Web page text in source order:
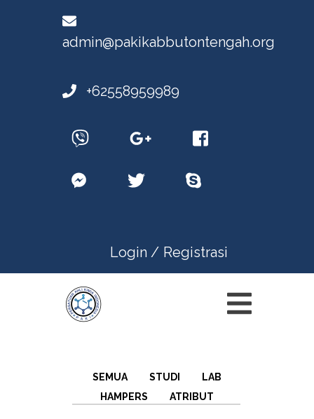
admin@pakikabbutontengah.org
+62558959989
Login / Registrasi
SEMUA STUDI
LAB
HAMPERS
ATRIBUT